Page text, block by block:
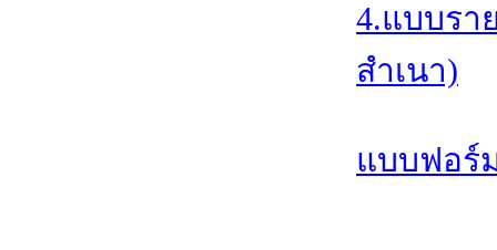
4.แบบรา
สำเนา)
แบบฟอร์